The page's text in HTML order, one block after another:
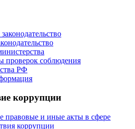
проверок соблюдения
РФ
коррупции
правовые и иные акты в сфере
коррупции